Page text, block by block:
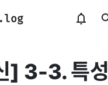
] 3-3. 특성